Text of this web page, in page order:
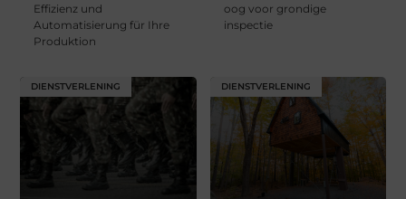
Effizienz und
Automatisierung für Ihre
Produktion
oog voor grondige
inspectie
DIENSTVERLENING DIENSTVERLENING